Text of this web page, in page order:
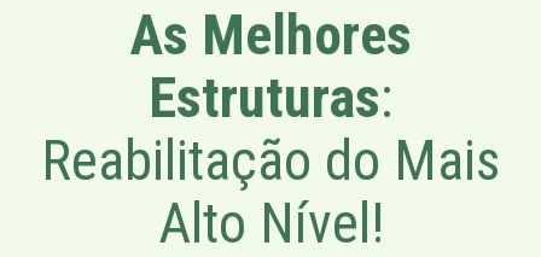
As Melhores
Estruturas:
Reabilitação do Mais
Alto Nível!